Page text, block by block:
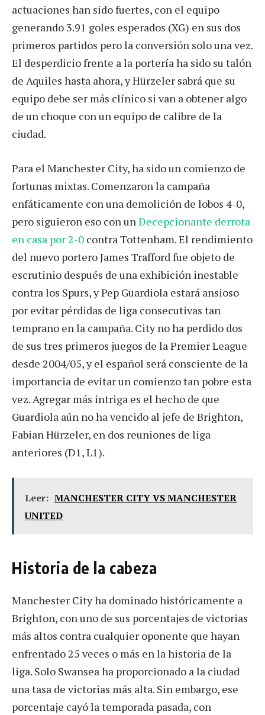
actuaciones han sido fuertes, con el equipo
generando 3.91 goles esperados (XG) en sus dos
primeros partidos pero la conversión solo una vez.
El desperdicio frente a la portería ha sido su talón
de Aquiles hasta ahora, y Hürzeler sabrá que su
equipo debe ser más clínico si van a obtener algo
de un choque con un equipo de calibre de la
ciudad.
Para el Manchester City, ha sido un comienzo de
fortunas mixtas. Comenzaron la campaña
enfáticamente con una demolición de lobos 4-0,
pero siguieron eso con un Decepcionante derrota
en casa por 2-0 contra Tottenham. El rendimiento
del nuevo portero James Trafford fue objeto de
escrutinio después de una exhibición inestable
contra los Spurs, y Pep Guardiola estará ansioso
por evitar pérdidas de liga consecutivas tan
temprano en la campaña. City no ha perdido dos
de sus tres primeros juegos de la Premier League
desde 2004/05, y el español será consciente de la
importancia de evitar un comienzo tan pobre esta
vez. Agregar más intriga es el hecho de que
Guardiola aún no ha vencido al jefe de Brighton,
Fabian Hürzeler, en dos reuniones de liga
anteriores (D1, L1).
Leer: MANCHESTER CITY VS MANCHESTER
UNITED
Historia de la cabeza
Manchester City ha dominado históricamente a
Brighton, con uno de sus porcentajes de victorias
más altos contra cualquier oponente que hayan
enfrentado 25 veces o más en la historia de la
liga. Solo Swansea ha proporcionado a la ciudad
una tasa de victorias más alta. Sin embargo, ese
porcentaje cayó la temporada pasada, con